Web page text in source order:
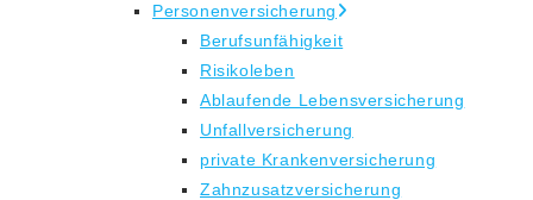
Personenversicherung
Berufsunfähigkeit
Risikoleben
Ablaufende Lebensversicherung
Unfallversicherung
private Krankenversicherung
Zahnzusatzversicherung